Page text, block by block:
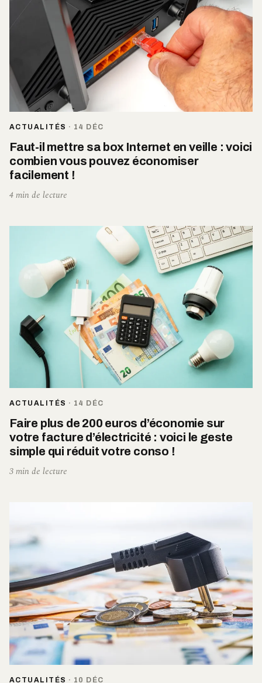
ACTUALITÉS · 14 DÉC
Faut-il mettre sa box Internet en veille : voici
combien vous pouvez économiser
facilement !
4 min de lecture
ACTUALITÉS · 14 DÉC
Faire plus de 200 euros d’économie sur
votre facture d’électricité : voici le geste
simple qui réduit votre conso !
3 min de lecture
ACTUALITÉS · 10 DÉC